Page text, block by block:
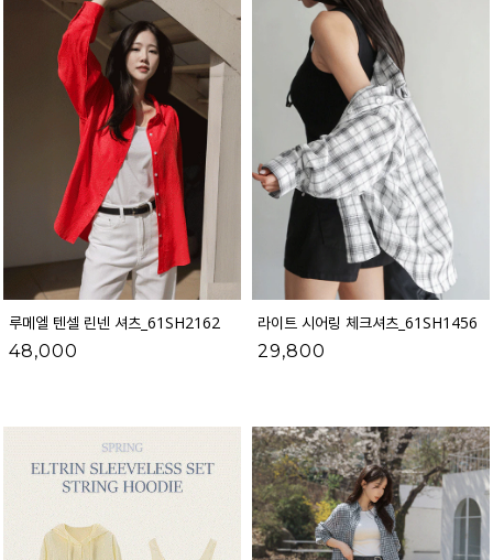
루메엘 텐셀 린넨 셔츠_61SH2162
48,000
라이트 시어링 체크셔츠_61SH1456
29,800